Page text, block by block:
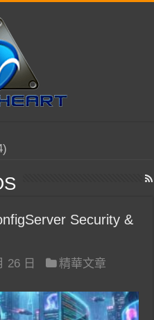
Security &
26 日
精華文章